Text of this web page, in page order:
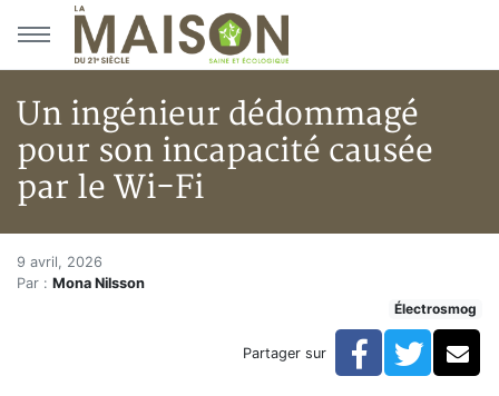
Aller au menu principal
Aller au contenu principal
Un ingénieur dédommagé
pour son incapacité causée
par le Wi-Fi
Accueil
Articles
Un ingénieur dédommagé pour son incapacité
Un ingénieur dédommagé
9 avril, 2026
Par : Mona Nilsson
Électrosmog
Partager sur Facebook